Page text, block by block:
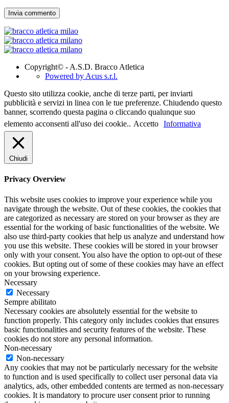
Copyright© - A.S.D. Bracco Atletica
Powered by Acus s.r.l.
Questo sito utilizza cookie, anche di terze parti, per inviarti
pubblicità e servizi in linea con le tue preferenze. Chiudendo questo
banner, scorrendo questa pagina o cliccando qualunque suo
elemento acconsenti all'uso dei cookie.. Accetto Informativa
Chiudi
Privacy Overview
This website uses cookies to improve your experience while you
navigate through the website. Out of these cookies, the cookies that
are categorized as necessary are stored on your browser as they are
essential for the working of basic functionalities of the website. We
also use third-party cookies that help us analyze and understand how
you use this website. These cookies will be stored in your browser
only with your consent. You also have the option to opt-out of these
cookies. But opting out of some of these cookies may have an effect
on your browsing experience.
Necessary
Necessary
Sempre abilitato
Necessary cookies are absolutely essential for the website to
function properly. This category only includes cookies that ensures
basic functionalities and security features of the website. These
cookies do not store any personal information.
Non-necessary
Non-necessary
Any cookies that may not be particularly necessary for the website
to function and is used specifically to collect user personal data via
analytics, ads, other embedded contents are termed as non-necessary
cookies. It is mandatory to procure user consent prior to running